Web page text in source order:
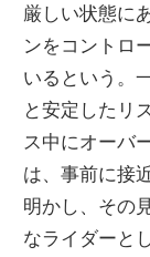
厳しい状態に
ンをコントロ
いるという。
と安定したリ
ス中にオーバ
は、事前に接
明かし、その
なライダーと